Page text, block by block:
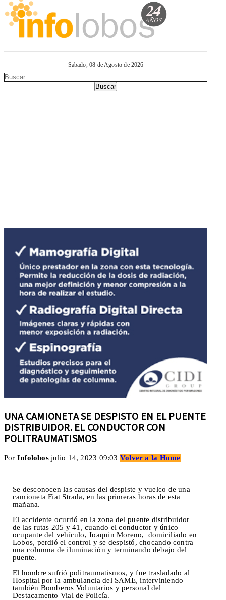
Sabado, 08 de Agosto de 2026
UNA CAMIONETA SE DESPISTO EN EL PUENTE
DISTRIBUIDOR. EL CONDUCTOR CON
POLITRAUMATISMOS
Por Infolobos julio 14, 2023 09:03 Volver a la Home
Se desconocen las causas del despiste y vuelco de una
camioneta Fiat Strada, en las primeras horas de esta
mañana.
El accidente ocurrió en la zona del puente distribuidor
de las rutas 205 y 41, cuando el conductor y único
ocupante del vehículo, Joaquin Moreno, domiciliado en
Lobos, perdió el control y se despistó, chocando contra
una columna de iluminación y terminando debajo del
puente.
El hombre sufrió politraumatismos, y fue trasladado al
Hospital por la ambulancia del SAME, interviniendo
también Bomberos Voluntarios y personal del
Destacamento Vial de Policía.